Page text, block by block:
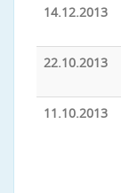
14.12.2013
22.10.2013
11.10.2013